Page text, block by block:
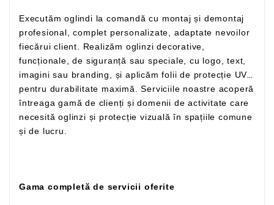
Executăm oglindi la comandă cu montaj și demontaj
profesional, complet personalizate, adaptate nevoilor
fiecărui client. Realizăm oglinzi decorative,
funcționale, de siguranță sau speciale, cu logo, text,
imagini sau branding, și aplicăm folii de protecție UV
pentru durabilitate maximă. Serviciile noastre acoperă
întreaga gamă de clienți și domenii de activitate care
necesită oglinzi și protecție vizuală în spațiile comune
și de lucru.
Gama completă de servicii oferite